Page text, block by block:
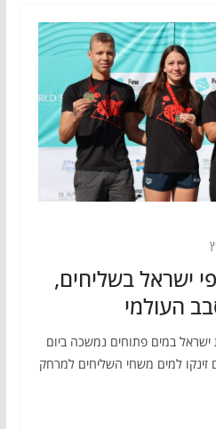
ישראל בשליחים,
העולמי
ישראל במים פתוחים נמשכה ביום
למים משחי השליחים למרחק